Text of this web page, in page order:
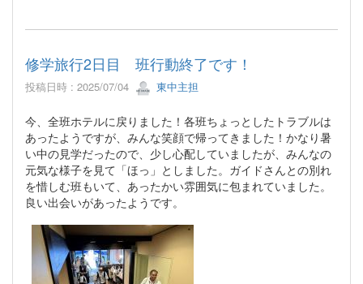
修学旅行2日目 班行動終了です！
投稿日時 : 2025/07/04 東中主担
今、全班ホテルに戻りました！各班ちょっとしたトラブルは
あったようですが、みんな笑顔で帰ってきました！かなり暑
い中の見学だったので、少し心配していましたが、みんなの
元気な様子を見て「ほっ」としました。ガイドさんとの別れ
を惜しむ班もいて、あったかい雰囲気に包まれていました。
良い出会いがあったようです。